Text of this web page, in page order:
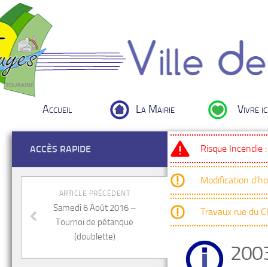
Accueil La Mairie Vivre
Risque Incendie
Modification
Travaux rue du
ACCÈS RAPIDE
ARTICLE PRÉCÉDENT
Samedi 6 Août 2016 –
Tournoi de pétanque
(doublette)